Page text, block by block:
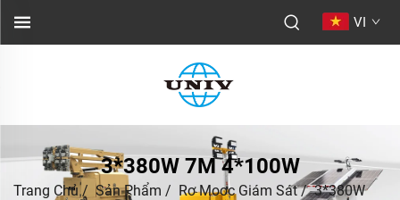
VI
3*380W 7M 4*100W
Trang Chủ/ Sản Phẩm / Rơ Mooc Giám Sát/3*380W